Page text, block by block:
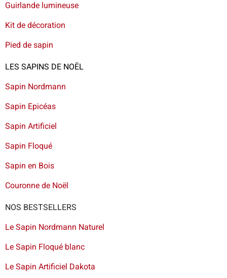
Guirlande lumineuse
Kit de décoration
Pied de sapin
LES SAPINS DE NOËL
Sapin Nordmann
Sapin Epicéas
Sapin Artificiel
Sapin Floqué
Sapin en Bois
Couronne de Noël
NOS BESTSELLERS
Le Sapin Nordmann Naturel
Le Sapin Floqué blanc
Le Sapin Artificiel Dakota